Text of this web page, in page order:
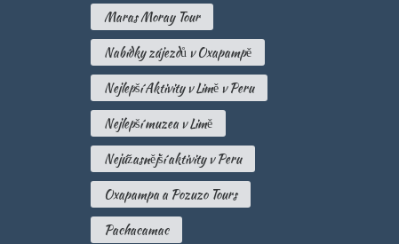
Maras Moray Tour
Nabídky zájezdů v Oxapampě
Nejlepší Aktivity v Limě v Peru
Nejlepší muzea v Limě
Nejúžasnější aktivity v Peru
Oxapampa a Pozuzo Tours
Pachacamac